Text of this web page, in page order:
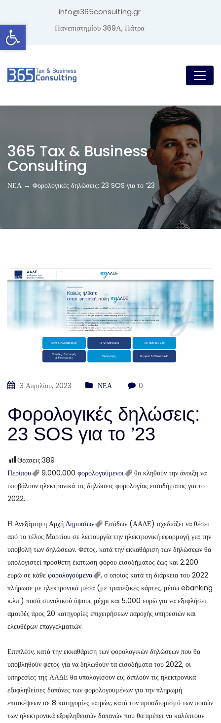
Ανοίξτε τη γραμμή εργαλείων
info@365consulting.gr
Πανεπιστημίου 369Α, Πάτρα
365 Tax & Business
Consulting
ΝΕΑ → Φορολογικές δηλώσεις: 23 SOS για το ’23
3 Απριλίου, 2023 ΝΕΑ 0
Φορολογικές δηλώσεις:
23 SOS για το ’23
Θεάσεις:389
Περίπου
9.000.000 φορολογούμενοι
θα κληθούν την άνοιξη να
υποβάλουν ηλεκτρονικά τις δηλώσεις φορολογίας εισοδήματος για το
2022.
Η Ανεξάρτητη Αρχή Δημοσίων
Εσόδων (ΑΑΔΕ) σχεδιάζει να θέσει
από το τέλος Μαρτίου σε λειτουργία την ηλεκτρονική εφαρμογή για την
υποβολή των δηλώσεων. Φέτος, κατά την εκκαθάριση των δηλώσεων θα
υπολογιστεί πρόσθετη έκπτωση φόρου εισοδήματος έως και 2.200
ευρώ σε κάθε φορολογούμενο
, ο οποίος κατά τη διάρκεια του 2022
πλήρωσε με ηλεκτρονικά μέσα (με τραπεζικές κάρτες, μέσω ebanking
κ.λπ.) ποσά συνολικού ύψους μέχρι και 5.000 ευρώ για να εξοφλήσει
αμοιβές προς 20 κατηγορίες επιχειρήσεων παροχής υπηρεσιών και
ελευθέρων επαγγελματιών.
Επιπλέον, κατά την εκκαθάριση των φορολογικών δηλώσεων που θα
υποβληθούν φέτος για να δηλωθούν τα εισοδήματα του 2022, οι
υπηρεσίες της ΑΑΔΕ θα υπολογίσουν εις διπλούν τις ηλεκτρονικά
εξοφληθείσες δαπάνες των φορολογουμένων για την πληρωμή
επισκέψεων σε 8 κατηγορίες ιατρών, κατά τον προσδιορισμό των ποσών
των ηλεκτρονικά εξοφληθεισών δαπανών που θα πρέπει να καλύπτουν